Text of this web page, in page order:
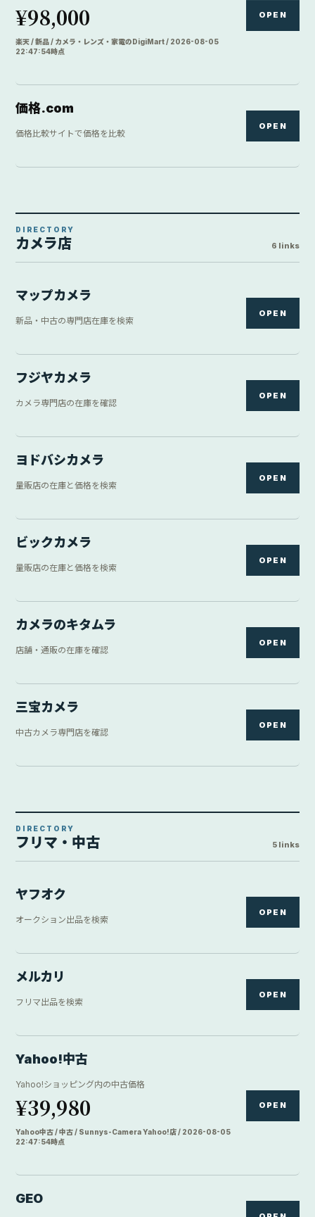
¥98,000
楽天 / 新品 / カメラ・レンズ・家電のDigiMart / 2026-08-05
22:47:54時点
OPEN
価格.com
価格比較サイトで価格を比較
OPEN
DIRECTORY
カメラ店 6 links
マップカメラ
新品・中古の専門店在庫を検索
OPEN
フジヤカメラ
カメラ専門店の在庫を確認
OPEN
ヨドバシカメラ
量販店の在庫と価格を検索
OPEN
ビックカメラ
量販店の在庫と価格を検索
OPEN
カメラのキタムラ
店舗・通販の在庫を確認
OPEN
三宝カメラ
中古カメラ専門店を確認
OPEN
DIRECTORY
フリマ・中古 5 links
ヤフオク
オークション出品を検索
OPEN
メルカリ
フリマ出品を検索
OPEN
Yahoo!中古
Yahoo!ショッピング内の中古価格
¥39,980
Yahoo中古 / 中古 / Sunnys-Camera Yahoo!店 / 2026-08-05
22:47:54時点
OPEN
GEO